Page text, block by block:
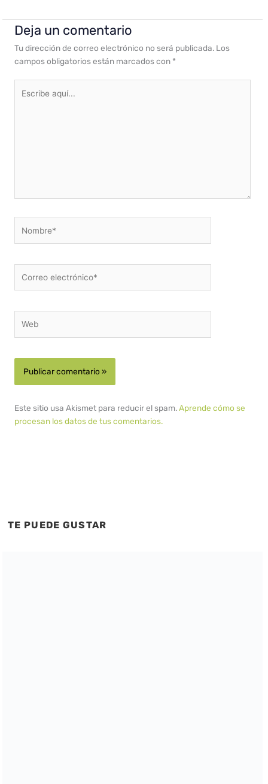
Deja un comentario
Tu dirección de correo electrónico no será publicada. Los
campos obligatorios están marcados con *
aquí...
electrónico*
Este sitio usa Akismet para reducir el spam.Aprende cómo se
procesan los datos de tus comentarios.
TE PUEDE GUSTAR